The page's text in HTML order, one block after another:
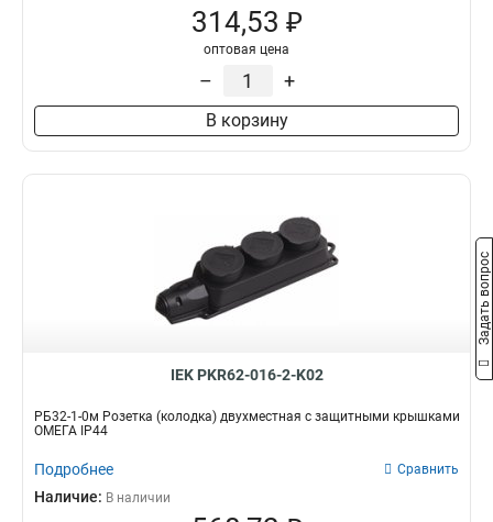
314,53 ₽
оптовая цена
– +
В корзину
IEK PKR62-016-2-K02
РБ32-1-0м Розетка (колодка) двухместная с защитными крышками
ОМЕГА IP44
Подробнее Сравнить
Наличие: В наличии
Задать вопрос